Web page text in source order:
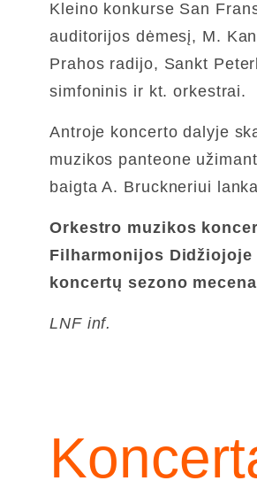
Kleino konkurse San
auditorijos dėmesį, M.
Prahos radijo, Sankt
simfoninis ir kt. orkestrai.
Antroje koncerto dalyje
muzikos panteone
baigta A. Bruckneriui
Orkestro muzikos
Filharmonijos Didžiojoje
koncertų sezono
LNF inf.